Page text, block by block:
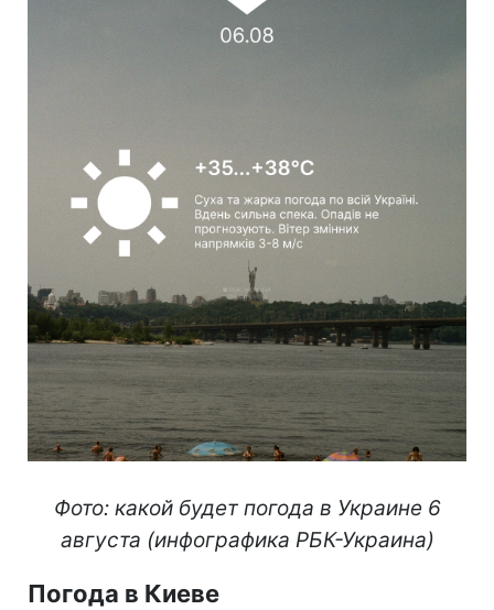
Фото: какой будет погода в Украине 6
августа (инфографика РБК-Украина)
Погода в Киеве